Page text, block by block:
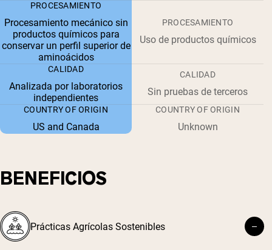
PROCESAMIENTO
Procesamiento mecánico sin
productos químicos para
conservar un perfil superior de
aminoácidos
PROCESAMIENTO
Uso de productos químicos
CALIDAD
Analizada por laboratorios
independientes
CALIDAD
Sin pruebas de terceros
COUNTRY OF ORIGIN
US and Canada
COUNTRY OF ORIGIN
Unknown
BENEFICIOS
Prácticas Agrícolas Sostenibles